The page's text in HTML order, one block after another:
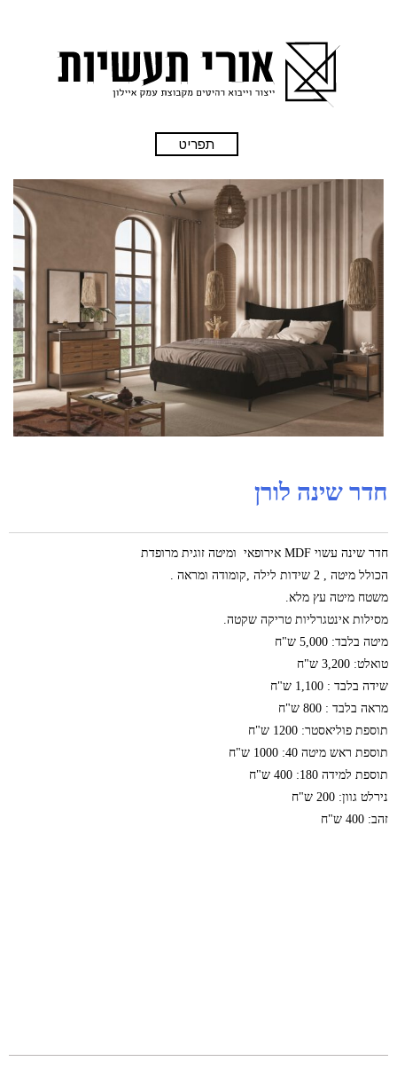
תפריט
חדר שינה לורן
חדר שינה עשוי MDF אירופאי ומיטה זוגית מרופדת
הכולל מיטה , 2 שידות לילה ,קומודה ומראה .
משטח מיטה עץ מלא.
מסילות אינטגרליות טריקה שקטה.
מיטה בלבד: 5,000 ש"ח
טואלט: 3,200 ש"ח
שידה בלבד : 1,100 ש"ח
מראה בלבד : 800 ש"ח
תוספת פוליאסטר: 1200 ש"ח
תוספת ראש מיטה 40: 1000 ש"ח
תוספת למידה 180: 400 ש"ח
נירלט גוון: 200 ש"ח
זהב: 400 ש"ח